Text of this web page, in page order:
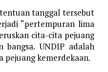
tanggal tersebut
“pertempuran lima
cita-cita pejuang
bangsa. UNDIP adalah
pejuang kemerdekaan.